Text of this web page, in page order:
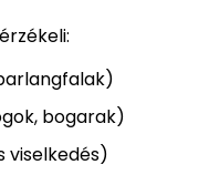
bogarak)
viselkedés)